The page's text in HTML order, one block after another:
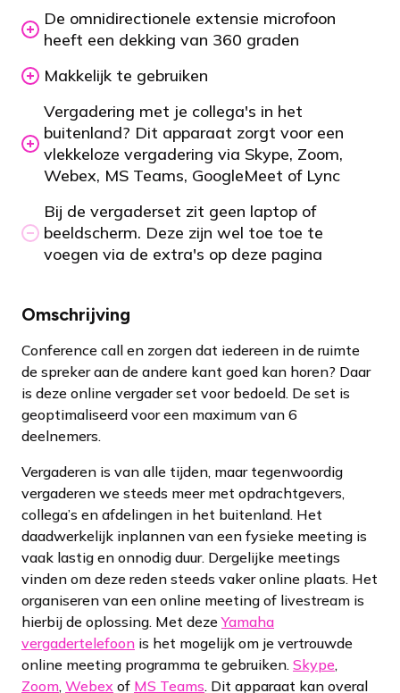
De omnidirectionele extensie microfoon
heeft een dekking van 360 graden
Makkelijk te gebruiken
Vergadering met je collega's in het
buitenland? Dit apparaat zorgt voor een
vlekkeloze vergadering via Skype, Zoom,
Webex, MS Teams, GoogleMeet of Lync
Bij de vergaderset zit geen laptop of
beeldscherm. Deze zijn wel toe toe te
voegen via de extra's op deze pagina
Omschrijving
Conference call en zorgen dat iedereen in de ruimte
de spreker aan de andere kant goed kan horen? Daar
is deze online vergader set voor bedoeld. De set is
geoptimaliseerd voor een maximum van 6
deelnemers.
Vergaderen is van alle tijden, maar tegenwoordig
vergaderen we steeds meer met opdrachtgevers,
collega’s en afdelingen in het buitenland. Het
daadwerkelijk inplannen van een fysieke meeting is
vaak lastig en onnodig duur. Dergelijke meetings
vinden om deze reden steeds vaker online plaats. Het
organiseren van een online meeting of livestream is
hierbij de oplossing. Met dezeYamaha
vergadertelefoon is het mogelijk om je vertrouwde
online meeting programma te gebruiken. Skype,
Zoom, Webex of MS Teams. Dit apparaat kan overal